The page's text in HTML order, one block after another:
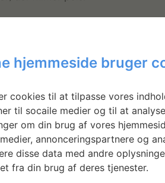
vævningens rå og ’floffy’
stofstrimler på op til 10 cm. i
der går hånd i hånd
spænder lange stofstrimler
Ved at montere tunge
lettere at arbejde med.
på hver en meter i
sammen, og frit vælge, hvorvidt
hjemmeside bruger
cookies til at tilpasse vores
til socaile medier og til at
om din brug af vores
annonceringspartnere og
disse data med andre
fra din brug af deres tjenester.